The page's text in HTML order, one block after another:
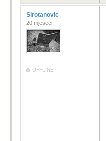
Sirotanovic
20 mjeseci
OFFLINE